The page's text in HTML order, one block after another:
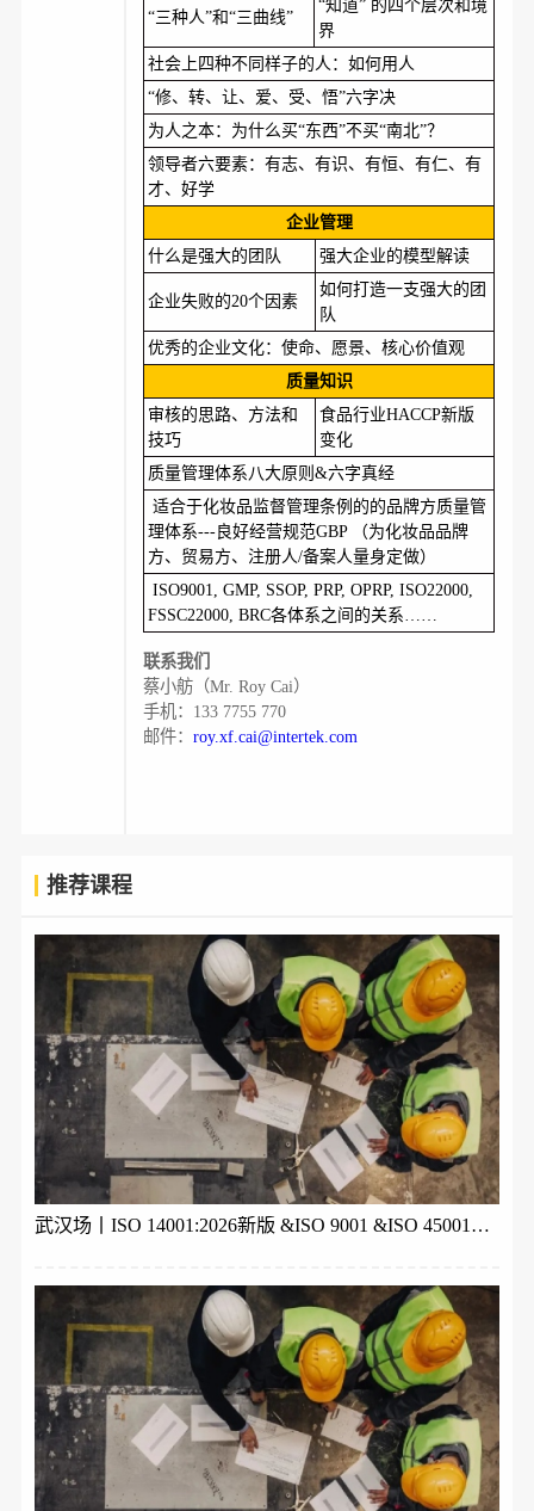
“三种人”和“三曲线”
“知道” 的四个层次和境
界
社会上四种不同样子的人：如何用人
“修、转、让、爱、受、悟”六字决
为人之本：为什么买“东西”不买“南北”？
领导者六要素：有志、有识、有恒、有仁、有
才、好学
企业管理
什么是强大的团队
强大企业的模型解读
企业失败的20个因素
如何打造一支强大的团
队
优秀的企业文化：使命、愿景、核心价值观
质量知识
审核的思路、方法和
技巧
食品行业HACCP新版
变化
质量管理体系八大原则&六字真经
适合于化妆品监督管理条例的的品牌方质量管
理体系---良好经营规范GBP （为化妆品品牌
方、贸易方、注册人/备案人量身定做）
ISO9001, GMP, SSOP, PRP, OPRP, ISO22000,
FSSC22000, BRC各体系之间的关系……
联系我们
蔡小舫（Mr. Roy Cai）
手机：133 7755 770
邮件：roy.xf.cai@intertek.com
推荐课程
武汉场丨ISO 14001:2026新版 &ISO 9001 &ISO 45001体系内审员培训